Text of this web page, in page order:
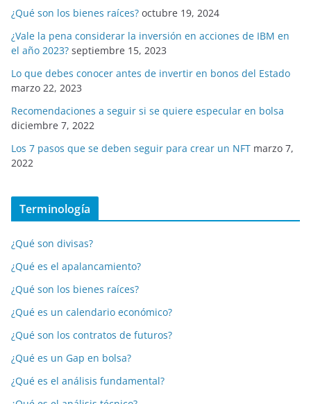
¿Qué son los bienes raíces? octubre 19, 2024
¿Vale la pena considerar la inversión en acciones de IBM en
el año 2023? septiembre 15, 2023
Lo que debes conocer antes de invertir en bonos del Estado
marzo 22, 2023
Recomendaciones a seguir si se quiere especular en bolsa
diciembre 7, 2022
Los 7 pasos que se deben seguir para crear un NFT marzo 7,
2022
Terminología
¿Qué son divisas?
¿Qué es el apalancamiento?
¿Qué son los bienes raíces?
¿Qué es un calendario económico?
¿Qué son los contratos de futuros?
¿Qué es un Gap en bolsa?
¿Qué es el análisis fundamental?